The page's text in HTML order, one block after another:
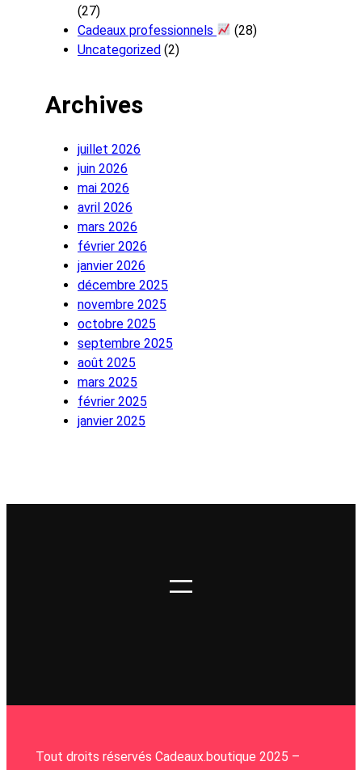
(27)
Cadeaux professionnels
(28)
Uncategorized (2)
Archives
juillet 2026
juin 2026
mai 2026
avril 2026
mars 2026
février 2026
janvier 2026
décembre 2025
novembre 2025
octobre 2025
septembre 2025
août 2025
mars 2025
février 2025
janvier 2025
Tout droits réservés Cadeaux.boutique 2025 –